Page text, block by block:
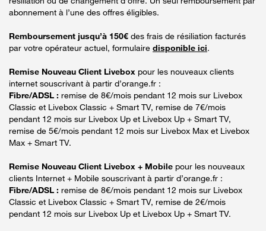
abonnement à l’une des offres éligibles.
Remboursement jusqu’à 150€ des frais de résiliation facturés
par votre opérateur actuel, formulaire disponible ici.
Remise Nouveau Client Livebox pour les nouveaux clients
internet souscrivant à partir d’orange.fr :
Fibre/ADSL : remise de 8€/mois pendant 12 mois sur Livebox
Classic et Livebox Classic + Smart TV, remise de 7€/mois
pendant 12 mois sur Livebox Up et Livebox Up + Smart TV,
remise de 5€/mois pendant 12 mois sur Livebox Max et Livebox
Max + Smart TV.
Remise Nouveau Client Livebox + Mobile pour les nouveaux
clients Internet + Mobile souscrivant à partir d’orange.fr :
Fibre/ADSL : remise de 8€/mois pendant 12 mois sur Livebox
Classic et Livebox Classic + Smart TV, remise de 2€/mois
pendant 12 mois sur Livebox Up et Livebox Up + Smart TV.